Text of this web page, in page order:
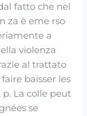
fatto che nel
za è eme rso
a
violenza
al trattato
baisser les
p. La colle peut
se